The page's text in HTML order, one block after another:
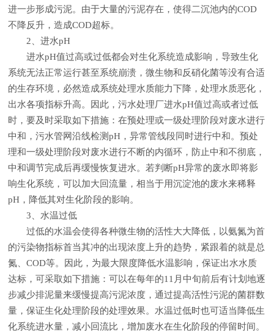
进一步形成污泥。由于大量的污泥存在，使得二沉池内的COD
不降反升，造成COD超标。
2、进水pH
进水pH值过高或过低都会对生化系统造成影响，导致生化
系统无法正常运行甚至系统崩溃，微生物和反硝化菌等没有合适
的生存环境，必然造成系统处理水质能力下降，处理水质恶化，
出水各项指标升高。因此，污水处理厂进水pH值过高或者过低
时，要及时采取如下措施：在预处理或一级处理阶段对废水进行
中和，污水管网沿线检测pH，异常管线段同时进行中和。预处
理和一级处理阶段对废水进行不断的内循环，防止中和不彻底，
中和调节完成后再缓慢恢复进水。若判断pH异常的废水即将影
响生化系统，可以加大回流量，相当于用沉淀池的废水来稀释
pH，降低其对生化阶段的影响。
3、水温过低
过低的水温会使得各种微生物的活性大大降低，以氨氮为首
的污染物指标首当其冲的出现浓度上升的趋势，紧跟着的就是总
氮、COD等。因此，为最大限度降低水温影响，保证出水水质
达标，可采取如下措施：可以在每年的11月中旬前后有计划地逐
步减少排泥量来缓慢提高污泥浓度，通过提高活性污泥的菌群数
量，保证生化处理阶段的处理效果。水温过低时也可适当降低生
化系统进水量，减小回流比，增加废水在生化阶段的停留时间。